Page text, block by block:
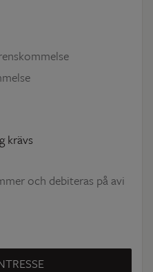
krävs
och debiteras på avi